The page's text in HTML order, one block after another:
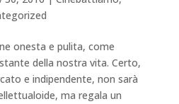
onesta e pulita, come
della nostra vita. Certo,
e indipendente, non sarà
ma regala un